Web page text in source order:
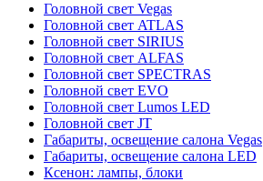
Головной свет Vegas
Головной свет ATLAS
Головной свет SIRIUS
Головной свет ALFAS
Головной свет SPECTRAS
Головной свет EVO
Головной свет Lumos LED
Головной свет JT
Габариты, освещение салона Vegas
Габариты, освещение салона LED
Ксенон: лампы, блоки